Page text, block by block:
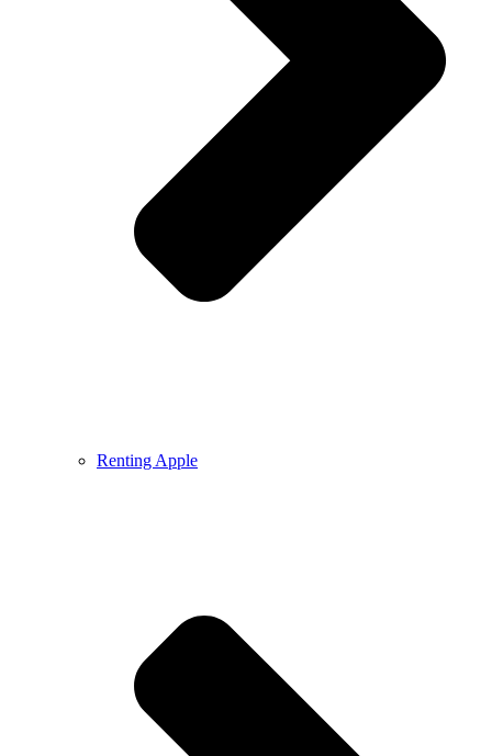
Renting Apple